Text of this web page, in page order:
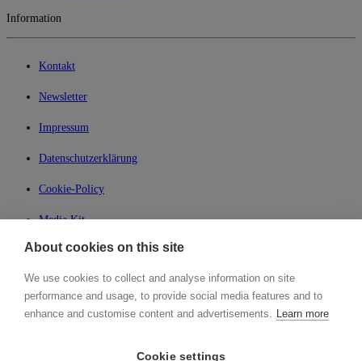
Information
Kontakt
Newsletter
Impressum
Datenschutzerklärung
Cookie-Policy
Media Kit
My Lean42
Member of
About cookies on this site
We use cookies to collect and analyse information on site
performance and usage, to provide social media features and to
enhance and customise content and advertisements. Learn more
Cookie settings